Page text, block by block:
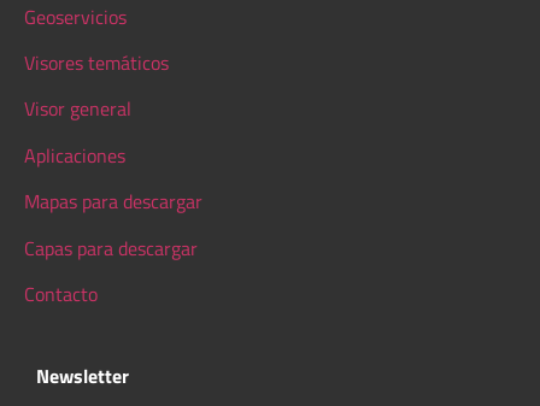
Geoservicios
Visores temáticos
Visor general
Aplicaciones
Mapas para descargar
Capas para descargar
Contacto
Newsletter